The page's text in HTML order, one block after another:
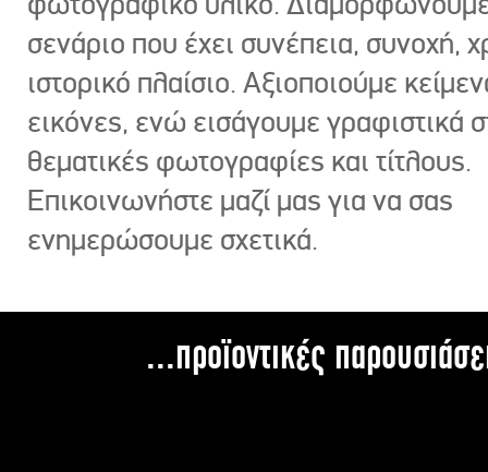
σενάριο που έχει συνέπεια, συνοχή,
ιστορικό πλαίσιο. Αξιοποιούμε
εικόνες, ενώ εισάγουμε γραφιστικά
θεματικές φωτογραφίες και τίτλους.
Επικοινωνήστε μαζί μας για να σας
ενημερώσουμε σχετικά.
...προϊοντικές